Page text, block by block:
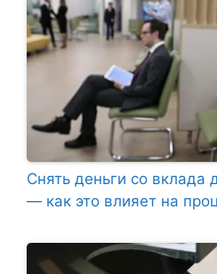
Снять деньги со вклада
— как это влияет на